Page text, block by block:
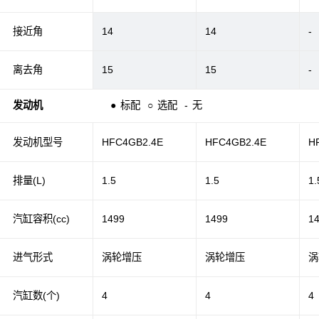
接近角
离去角
发动机 ● 标配 ○ 选配 - 无
发动机型号
排量(L)
汽缸容积(cc)
进气形式
汽缸数(个)
14 14 -
15 15 -
HFC4GB2.4E HFC4GB2.4E
1.5 1.5
1499 1499
涡轮增压 涡轮增压
4 4 4